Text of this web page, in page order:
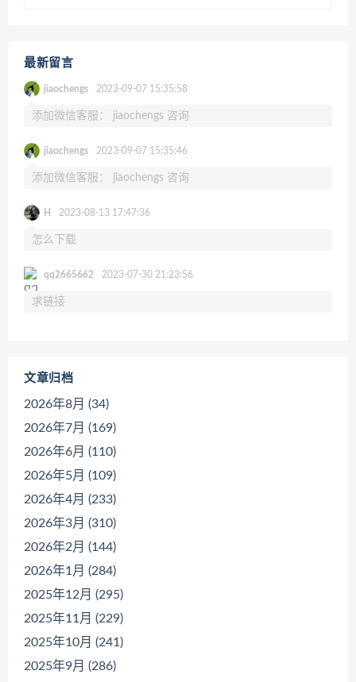
最新留言
jiaochengs 2023-09-07 15:35:58
添加微信客服： jiaochengs 咨询
jiaochengs 2023-09-07 15:35:46
添加微信客服： jiaochengs 咨询
H 2023-08-13 17:47:36
怎么下载
qq2665662 2023-07-30 21:23:56
求链接
文章归档
2026年8月 (34)
2026年7月 (169)
2026年6月 (110)
2026年5月 (109)
2026年4月 (233)
2026年3月 (310)
2026年2月 (144)
2026年1月 (284)
2025年12月 (295)
2025年11月 (229)
2025年10月 (241)
2025年9月 (286)